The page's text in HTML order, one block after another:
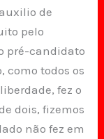
de
pelo
pré-candidato
como todos os
fez o
dois, fizemos
não fez em